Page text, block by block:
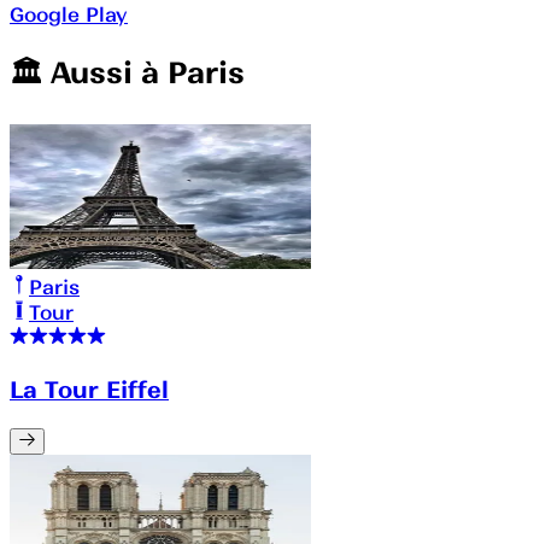
Google Play
🏛️️ Aussi à Paris
Paris
Tour
La Tour Eiffel